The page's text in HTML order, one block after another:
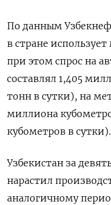
По данным
в стране
при этом спрос на
составлял 1,405
тонн в сутки), на
миллиона
кубометров в сутки).
Узбекистан за
нарастил
аналогичному